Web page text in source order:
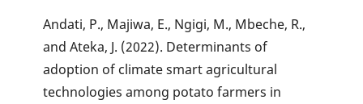
Andati, P., Majiwa, E., Ngigi, M., Mbeche, R.,
and Ateka, J. (2022). Determinants of
adoption of climate smart agricultural
technologies among potato farmers in